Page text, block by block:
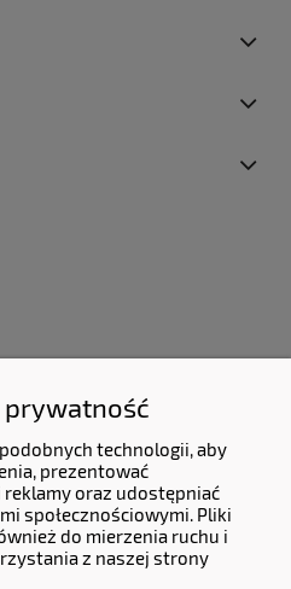
9QG
prywatność
technologii, aby
prezentować
oraz udostępniać
społecznościowymi. Pliki
do mierzenia ruchu i
z naszej strony